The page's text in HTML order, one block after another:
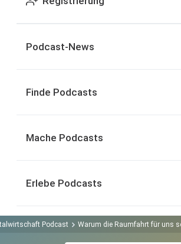
Podcast-News
Finde Podcasts
Mache Podcasts
Erlebe Podcasts
Podcast Warum die Raumfahrt für uns